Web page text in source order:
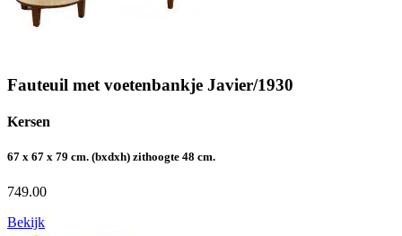
Fauteuil met voetenbankje Javier/1930
Kersen
67 x 67 x 79 cm. (bxdxh) zithoogte 48 cm.
749.00
Bekijk